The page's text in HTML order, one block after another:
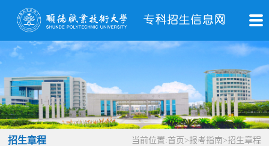
招生章程 当前位置:首页 >报考指南>招生章程